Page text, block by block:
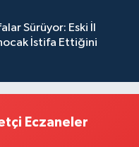
Sürüyor: Eski İl
İstifa Ettiğini
Eczaneler